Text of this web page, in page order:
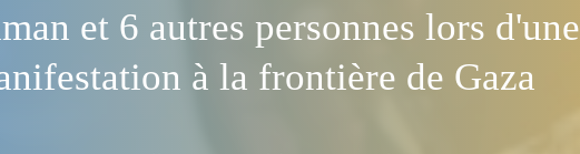
et 6 autres personnes lors d'une
à la frontière de Gaza